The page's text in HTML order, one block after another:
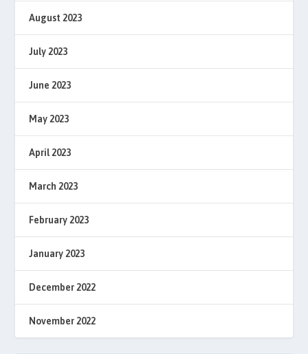
August 2023
July 2023
June 2023
May 2023
April 2023
March 2023
February 2023
January 2023
December 2022
November 2022